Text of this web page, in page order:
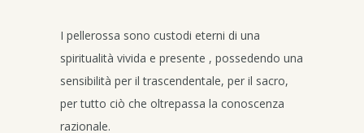
I pellerossa sono custodi eterni di una
spiritualità vivida e presente , possedendo una
sensibilità per il trascendentale, per il sacro,
per tutto ciò che oltrepassa la conoscenza
razionale.